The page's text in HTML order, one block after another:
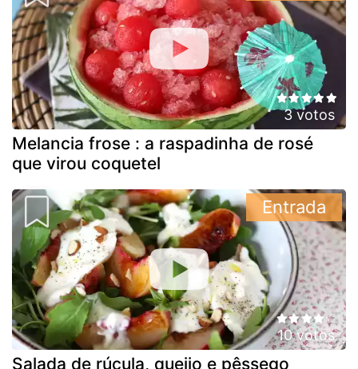
3 votos
Melancia frose : a raspadinha de rosé
que virou coquetel
10 votos
Salada de rúcula, queijo e pêssego
Entrada